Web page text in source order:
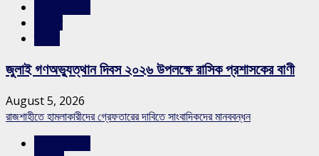
জুলাই গণঅভ্যুত্থান দিবস ২০২৬ উপলক্ষে রাসিক প্রশাসকের বাণী
August 5, 2026
রাজশাহীতে হামলাকারীদের গ্রেফতারের দাবিতে সাংবাদিকদের মানববন্ধন